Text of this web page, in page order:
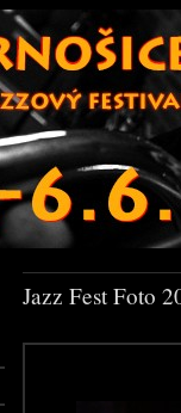
Jazz Fest Foto